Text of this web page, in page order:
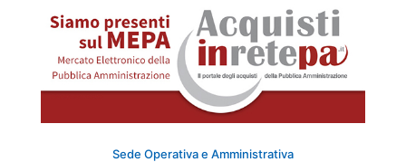
Sede Operativa e Amministrativa